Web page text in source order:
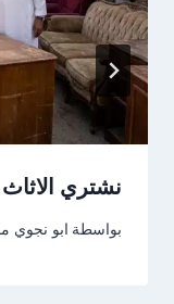
نشتري
بواسطة ابو نجوي